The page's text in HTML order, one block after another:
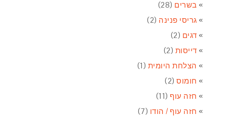
בשרים (28)
גריסי פנינה (2)
דגים (2)
דייסות (2)
הצלחת היומית (1)
חומוס(2)
חזה עוף (11)
חזה עוף / הודו (7)